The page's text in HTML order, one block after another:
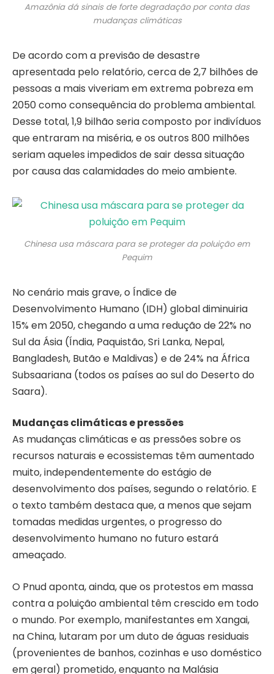
Amazônia dá sinais de forte degradação por conta das
mudanças climáticas
De acordo com a previsão de desastre
apresentada pelo relatório, cerca de 2,7 bilhões de
pessoas a mais viveriam em extrema pobreza em
2050 como consequência do problema ambiental.
Desse total, 1,9 bilhão seria composto por indivíduos
que entraram na miséria, e os outros 800 milhões
seriam aqueles impedidos de sair dessa situação
por causa das calamidades do meio ambiente.
Chinesa usa máscara para se proteger da poluição em
Pequim
No cenário mais grave, o Índice de
Desenvolvimento Humano (IDH) global diminuiria
15% em 2050, chegando a uma redução de 22% no
Sul da Ásia (Índia, Paquistão, Sri Lanka, Nepal,
Bangladesh, Butão e Maldivas) e de 24% na África
Subsaariana (todos os países ao sul do Deserto do
Saara).
Mudanças climáticas e pressões
As mudanças climáticas e as pressões sobre os
recursos naturais e ecossistemas têm aumentado
muito, independentemente do estágio de
desenvolvimento dos países, segundo o relatório. E
o texto também destaca que, a menos que sejam
tomadas medidas urgentes, o progresso do
desenvolvimento humano no futuro estará
ameaçado.
O Pnud aponta, ainda, que os protestos em massa
contra a poluição ambiental têm crescido em todo
o mundo. Por exemplo, manifestantes em Xangai,
na China, lutaram por um duto de águas residuais
(provenientes de banhos, cozinhas e uso doméstico
em geral) prometido, enquanto na Malásia